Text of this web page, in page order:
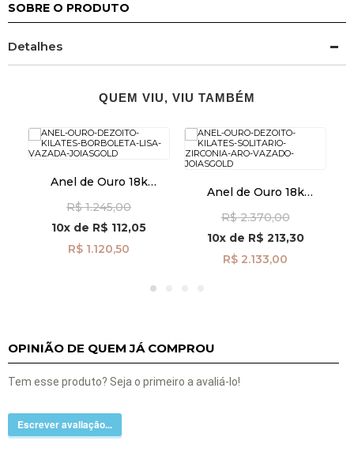
SOBRE O PRODUTO
Detalhes
QUEM VIU, VIU TAMBÉM
Anel de Ouro 18k
an41877
R$ 1.245,00
10x de R$ 112,05
R$ 1.120,50
Anel de Ouro 18k
Aro Vazado an41962
R$ 2.370,00
10xde R$ 213,30
R$ 2.133,00
OPINIÃO DE QUEM JÁ COMPROU
Tem esse produto? Seja o primeiro a avaliá-lo!
Escrever avaliação...